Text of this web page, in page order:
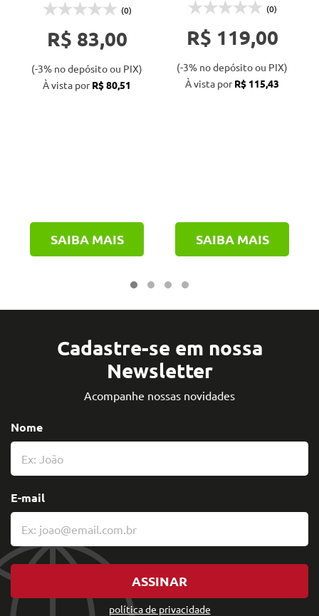
(0)
R$ 83,00
(-3% no depósito ou PIX)
À vista porR$ 80,51
SAIBA MAIS
(0)
R$ 119,00
(-3% no depósito ou PIX)
À vista porR$ 115,43
SAIBA MAIS
Cadastre-se em nossa
Newsletter
Acompanhe nossas novidades
política de privacidade
Nome
E-mail
ASSINAR